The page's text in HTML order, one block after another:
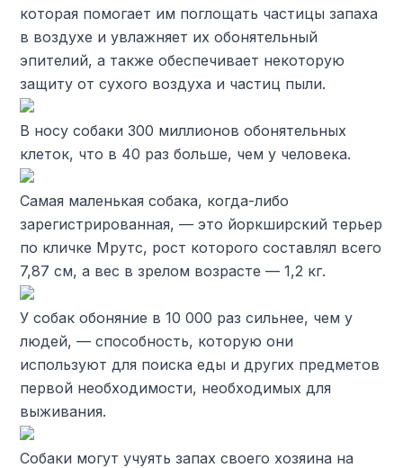
которая помогает им поглощать частицы запаха
в воздухе и увлажняет их обонятельный
эпителий, а также обеспечивает некоторую
защиту от сухого воздуха и частиц пыли.
В носу собаки 300 миллионов обонятельных
клеток, что в 40 раз больше, чем у человека.
Самая маленькая собака, когда-либо
зарегистрированная, — это йоркширский терьер
по кличке Мрутс, рост которого составлял всего
7,87 см, а вес в зрелом возрасте — 1,2 кг.
У собак обоняние в 10 000 раз сильнее, чем у
людей, — способность, которую они
используют для поиска еды и других предметов
первой необходимости, необходимых для
выживания.
Собаки могут учуять запах своего хозяина на